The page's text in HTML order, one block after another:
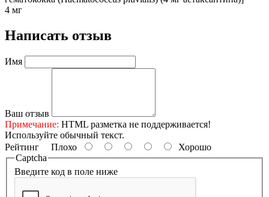
4 мг
Написать отзыв
Имя
Ваш отзыв
Примечание: HTML разметка не поддерживается!
Используйте обычный текст.
Рейтинг Плохо
Хорошо
Captcha
Введите код в поле ниже